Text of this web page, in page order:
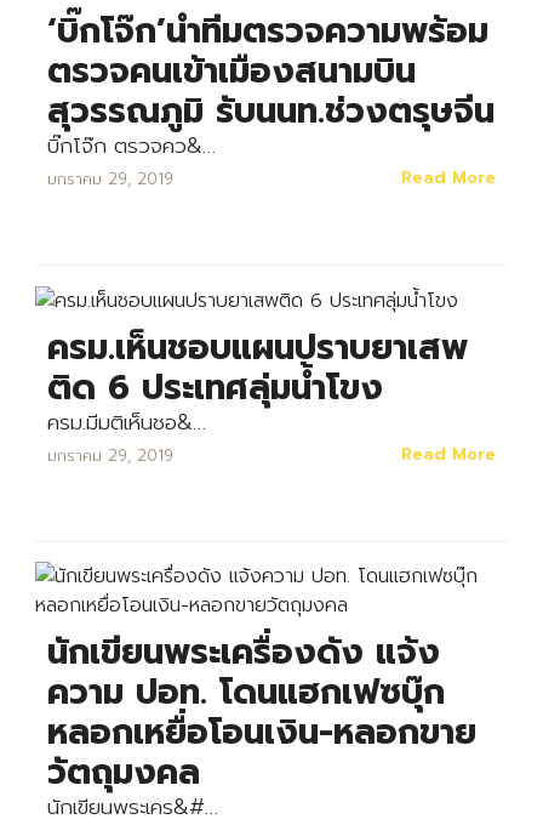
‘บิ๊กโจ๊ก’นำทีมตรวจความพร้อม
ตรวจคนเข้าเมืองสนามบิน
สุวรรณภูมิ รับนนท.ช่วงตรุษจีน
บิ๊กโจ๊ก ตรวจคว&…
มกราคม 29, 2019 Read More
ครม.เห็นชอบแผนปราบยาเสพ
ติด 6 ประเทศลุ่มน้ำโขง
ครม.มีมติเห็นชอ&…
มกราคม 29, 2019 Read More
นักเขียนพระเครื่องดัง แจ้ง
ความ ปอท. โดนแฮกเฟซบุ๊ก
หลอกเหยื่อโอนเงิน-หลอกขาย
วัตถุมงคล
นักเขียนพระเคร&#…